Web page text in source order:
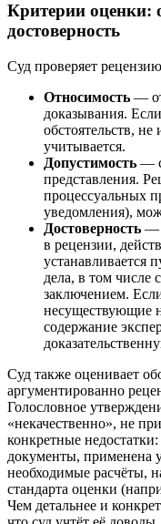
Критерии оценки:
достоверность
Суд проверяет
Относимость —
доказывания.
обстоятельств,
учитывается.
Допустимость —
представления.
процессуальных
уведомления),
Достоверность —
в рецензии,
устанавливается
дела, в том числе
заключением.
несуществующие
содержание
Суд также оценивает
аргументированно
Голословное
«некачественно», не
конкретные
документы, применена
необходимые расчёты,
стандарта оценки
Чем детальнее и